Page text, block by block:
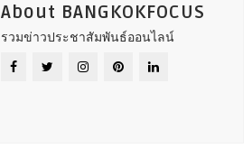
About BANGKOKFOCUS
รวมข่าวประชาสัมพันธ์ออนไลน์